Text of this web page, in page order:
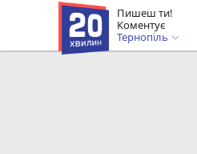
Пишеш ти!
Коментує
Тернопіль